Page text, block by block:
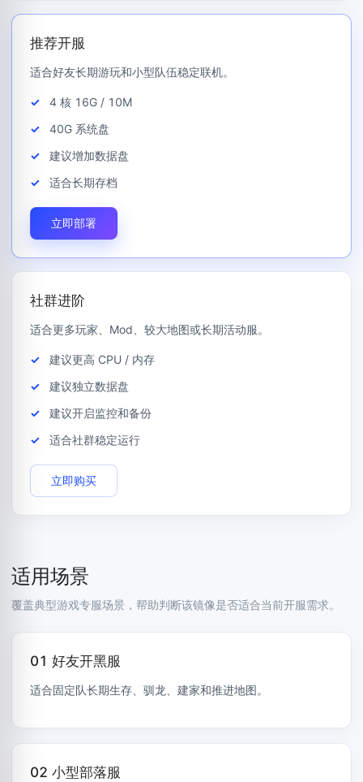
推荐开服
适合好友长期游玩和小型队伍稳定联机。
4 核 16G / 10M
40G 系统盘
建议增加数据盘
适合长期存档
立即部署
社群进阶
适合更多玩家、Mod、较大地图或长期活动服。
建议更高 CPU / 内存
建议独立数据盘
建议开启监控和备份
适合社群稳定运行
立即购买
适用场景
覆盖典型游戏专服场景，帮助判断该镜像是否适合当前开服需求。
01 好友开黑服
适合固定队长期生存、驯龙、建家和推进地图。
02 小型部落服